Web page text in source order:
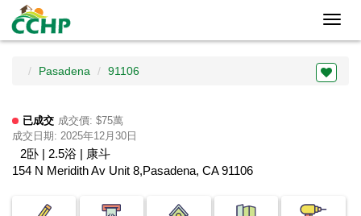
Pasadena 91106
已成交 成交價: $75萬
成交日期: 2025年12月30日
2卧 | 2.5浴 | 康斗
154 N Meridith Av Unit 8,Pasadena, CA 91106